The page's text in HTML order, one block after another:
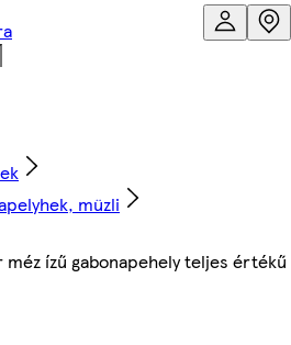
müzli
ízű gabonapehely teljes